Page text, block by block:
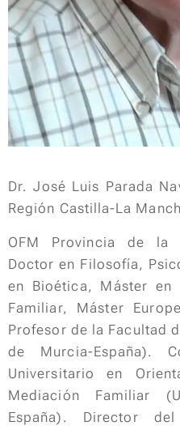
Dr. José Luis Parada
Región Castilla-La
OFM Provincia de la
Doctor en Filosofía,
en Bioética, Máster en
Familiar, Máster
Profesor de la Facultad
de Murcia-España).
Universitario en
Mediación Familiar
España). Director